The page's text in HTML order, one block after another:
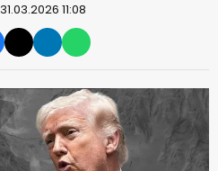
31.03.2026 11:08